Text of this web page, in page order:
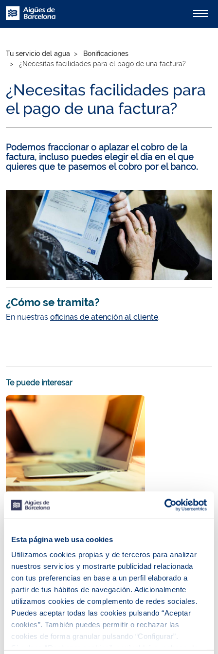
Esta página web usa cookies
Utilizamos cookies propias y de terceros para analizar
nuestros servicios y mostrarte publicidad relacionada
con tus preferencias en base a un perfil elaborado a
partir de tus hábitos de navegación. Adicionalmente
utilizamos cookies de complemento de redes sociales.
Puedes aceptar todas las cookies pulsando “Aceptar
cookies”. También puedes permitir o rechazar las
cookies de forma granular pulsando “Configurar”.
Tu servicio del agua
Bonificaciones
¿Necesitas facilidades para el pago de una factura?
¿Necesitas facilidades para
el pago de una factura?
Podemos fraccionar o aplazar el cobro de la
factura, incluso puedes elegir el día en el que
quieres que te pasemos el cobro por el banco.
¿Cómo se tramita?
En nuestras oficinas de atención al cliente.
Te puede interesar